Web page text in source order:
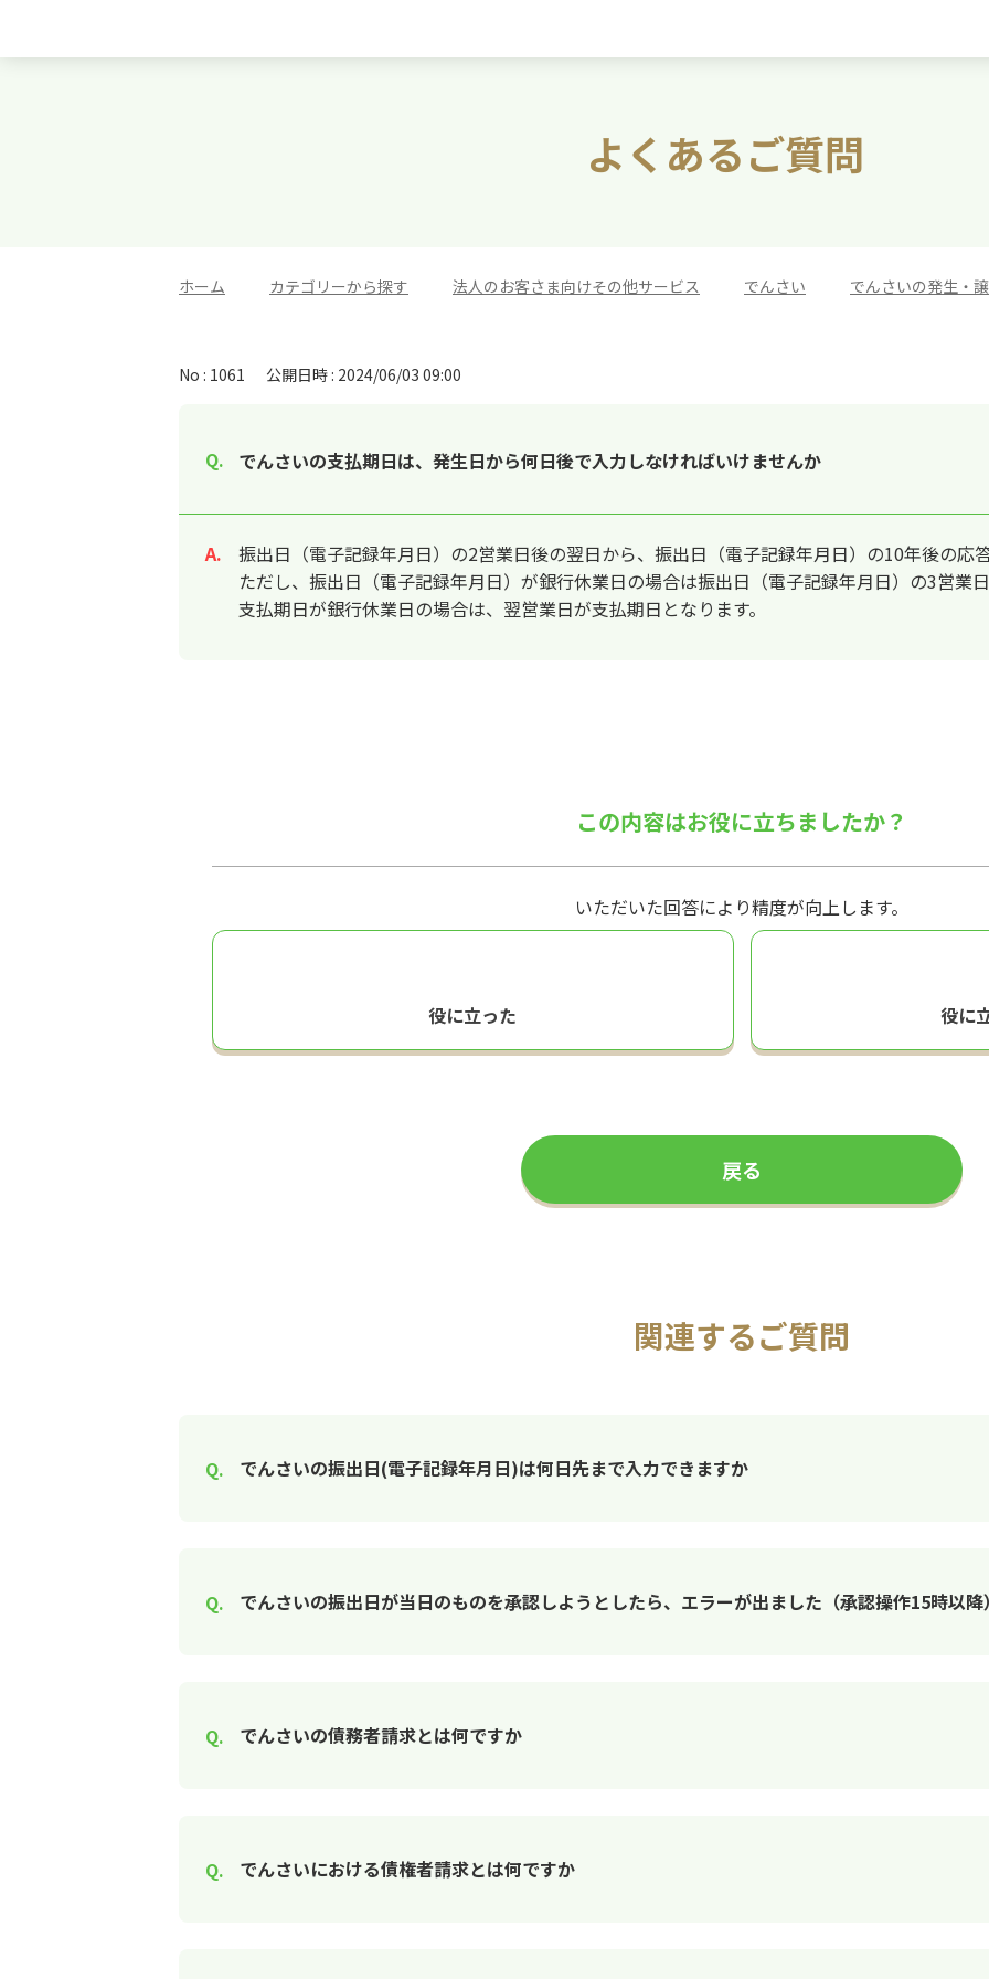
よくあるご質問
ホーム カテゴリーから探す 法人のお客さま向けその他サービス でんさい でんさいの発生・
No : 1061 公開日時 : 2024/06/03 09:00
でんさいの支払期日は、発生日から何日後で入力しなければいけませんか
回答
振出日（電子記録年月日）の2営業日後の翌日から、振出日（電子記録年月日）の10年後の応
ただし、振出日（電子記録年月日）が銀行休業日の場合は振出日（電子記録年月日）の3営業
支払期日が銀行休業日の場合は、翌営業日が支払期日となります。
この内容はお役に立ちましたか？
いただいた回答により精度が向上します。
役に立った 役に
戻る
関連するご質問
でんさいの振出日(電子記録年月日)は何日先まで入力できますか
でんさいの振出日が当日のものを承認しようとしたら、エラーが出ました（承認操作15時以降
でんさいの債務者請求とは何ですか
でんさいにおける債権者請求とは何ですか